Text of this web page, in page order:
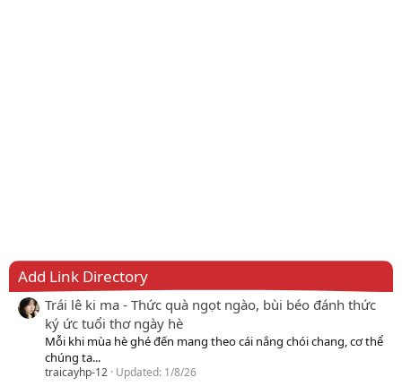
Add Link Directory
Trái lê ki ma - Thức quà ngọt ngào, bùi béo đánh thức
ký ức tuổi thơ ngày hè
Mỗi khi mùa hè ghé đến mang theo cái nắng chói chang, cơ thể
chúng ta...
traicayhp-12 Updated: 1/8/26